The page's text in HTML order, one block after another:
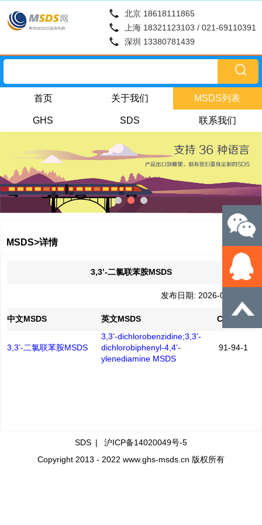
北京 18618111865
上海 18321123103 / 021-69110391
深圳 13380781439
首页 关于我们 MSDS列表
GHS SDS 联系我们
MSDS>详情
3,3’-二氯联苯胺MSDS
发布日期: 2026-06-29
中文MSDS 英文MSDS CAS No.
3,3’-二氯联苯胺MSDS
3,3’-dichlorobenzidine;3,3’-
dichlorobiphenyl-4,4’-
ylenediamine MSDS
91-94-1
SDS | 沪ICP备14020049号-5
Copyright 2013 - 2022 www.ghs-msds.cn 版权所有